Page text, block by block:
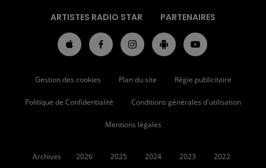
ARTISTES RADIO STAR PARTENAIRES
Gestion des cookies Plan du site Régie publicitaire
Politique de Confidentialité Conditions générales d'utilisation
Mentions légales
Archives 2026 2025 2024 2023 2022